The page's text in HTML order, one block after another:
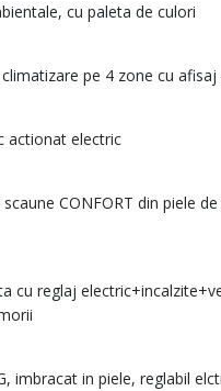
cu paleta de culori
pe 4 zone cu afisaj
actionat electric
CONFORT din piele
cu reglaj
imbracat in piele, reglabil